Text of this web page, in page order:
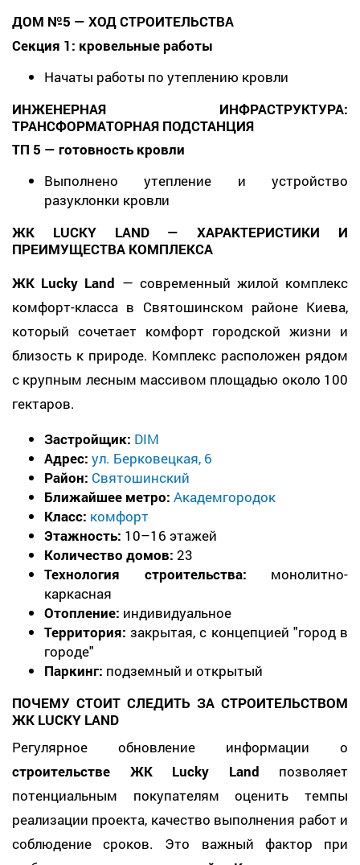
ДОМ №5 — ХОД СТРОИТЕЛЬСТВА
Секция 1: кровельные работы
Начаты работы по утеплению кровли
ИНЖЕНЕРНАЯ ИНФРАСТРУКТУРА:
ТРАНСФОРМАТОРНАЯ ПОДСТАНЦИЯ
ТП 5 — готовность кровли
Выполнено утепление и устройство
разуклонки кровли
ЖК LUCKY LAND — ХАРАКТЕРИСТИКИ И
ПРЕИМУЩЕСТВА КОМПЛЕКСА
ЖК Lucky Land — современный жилой комплекс
комфорт-класса в Святошинском районе Киева,
который сочетает комфорт городской жизни и
близость к природе. Комплекс расположен рядом
с крупным лесным массивом площадью около 100
гектаров.
Застройщик: DIM
Адрес: ул. Берковецкая, 6
Район: Святошинский
Ближайшее метро: Академгородок
Класс: комфорт
Этажность: 10–16 этажей
Количество домов: 23
Технология строительства: монолитно-
каркасная
Отопление: индивидуальное
Территория: закрытая, с концепцией "город в
городе"
Паркинг: подземный и открытый
ПОЧЕМУ СТОИТ СЛЕДИТЬ ЗА СТРОИТЕЛЬСТВОМ
ЖК LUCKY LAND
Регулярное обновление информации о
строительстве ЖК Lucky Land позволяет
потенциальным покупателям оценить темпы
реализации проекта, качество выполнения работ и
соблюдение сроков. Это важный фактор при